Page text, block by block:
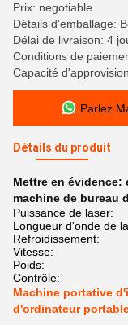
Prix: negotiable
Détails d'emballage:
Délai de livraison: 4
Conditions de
Capacité
Parlez
Détails du produit
Mettre en évidence:
machine de bureau
Puissance de laser:
Longueur d'onde de
Refroidissement:
Vitesse:
Poids:
Contrôle:
Machine portative
d'ordinateur